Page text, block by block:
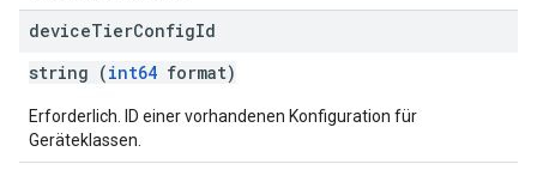
deviceTierConfigId
string (int64 format)
Erforderlich. ID einer vorhandenen Konfiguration für
Geräteklassen.